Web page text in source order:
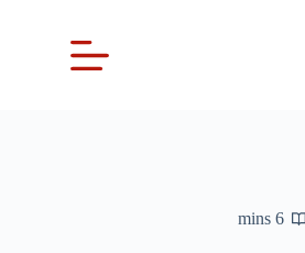
6 mins